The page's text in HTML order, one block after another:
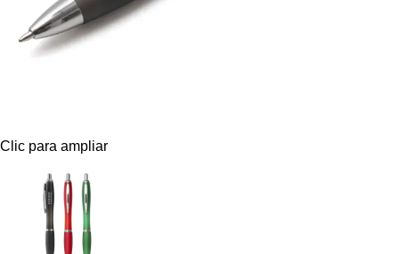
Clic para ampliar